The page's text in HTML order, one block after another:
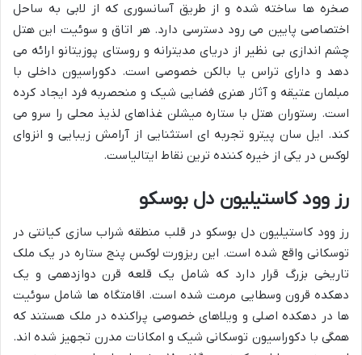
صخره ها ساخته شده و از طریق آسانسوری که از لابی به ساحل
اختصاصی پایین می رود دسترسی دارد. هر اتاق و سوئیت این هتل
چشم اندازی بی نظیر از دریای مدیترانه و روستای پوزیتانو ارائه می
دهد و دارای تراس یا بالکن خصوصی است. دکوراسیون داخلی با
مبلمان عتیقه و آثار هنری فضایی شیک و منحصربه فرد ایجاد کرده
است. رستوران هتل با ستاره میشلن غذاهای لذیذ محلی را سرو می
کند. ایل سان پیترو تجربه ای استثنایی از آرامش زیبایی و انزوای
لوکس در یکی از خیره کننده ترین نقاط ایتالیاست.
رز وود کاستیلیون دل بوسکو
رز وود کاستیلیون دل بوسکو در قلب منطقه شراب سازی کیانتی در
توسکانی واقع شده است. این ریزورت لوکس پنج ستاره در یک ملک
تاریخی بزرگ قرار دارد که شامل یک قلعه قرن دوازدهمی و یک
دهکده قرون وسطایی مرمت شده است. اقامتگاه ها شامل سوئیت
ها در دهکده اصلی و ویلاهای خصوصی پراکنده در ملک هستند که
همگی با دکوراسیون توسکانی شیک و امکانات مدرن تجهیز شده اند.